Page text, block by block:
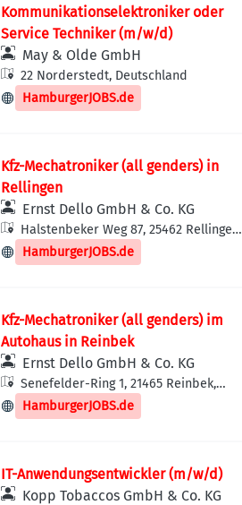
Kommunikationselektroniker oder
Service Techniker (m/w/d)
May & Olde GmbH
22 Norderstedt, Deutschland
HamburgerJOBS.de
Kfz-Mechatroniker (all genders) in
Rellingen
Ernst Dello GmbH & Co. KG
Halstenbeker Weg 87, 25462 Rellingen,
Deutschland
HamburgerJOBS.de
Kfz-Mechatroniker (all genders) im
Autohaus in Reinbek
Ernst Dello GmbH & Co. KG
Senefelder-Ring 1, 21465 Reinbek,
Deutschland
HamburgerJOBS.de
IT-Anwendungsentwickler (m/w/d)
Kopp Tobaccos GmbH & Co. KG